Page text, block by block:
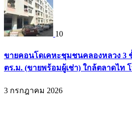
10
ขายคอนโดเคหะชุมชนคลองหลวง 3
ตร.ม. (ขายพร้อมผู้เช่า) ใกล้ตลาดไท โ
3 กรกฎาคม 2026